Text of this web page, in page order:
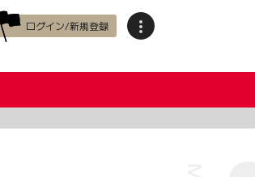
ログイン/新規登録